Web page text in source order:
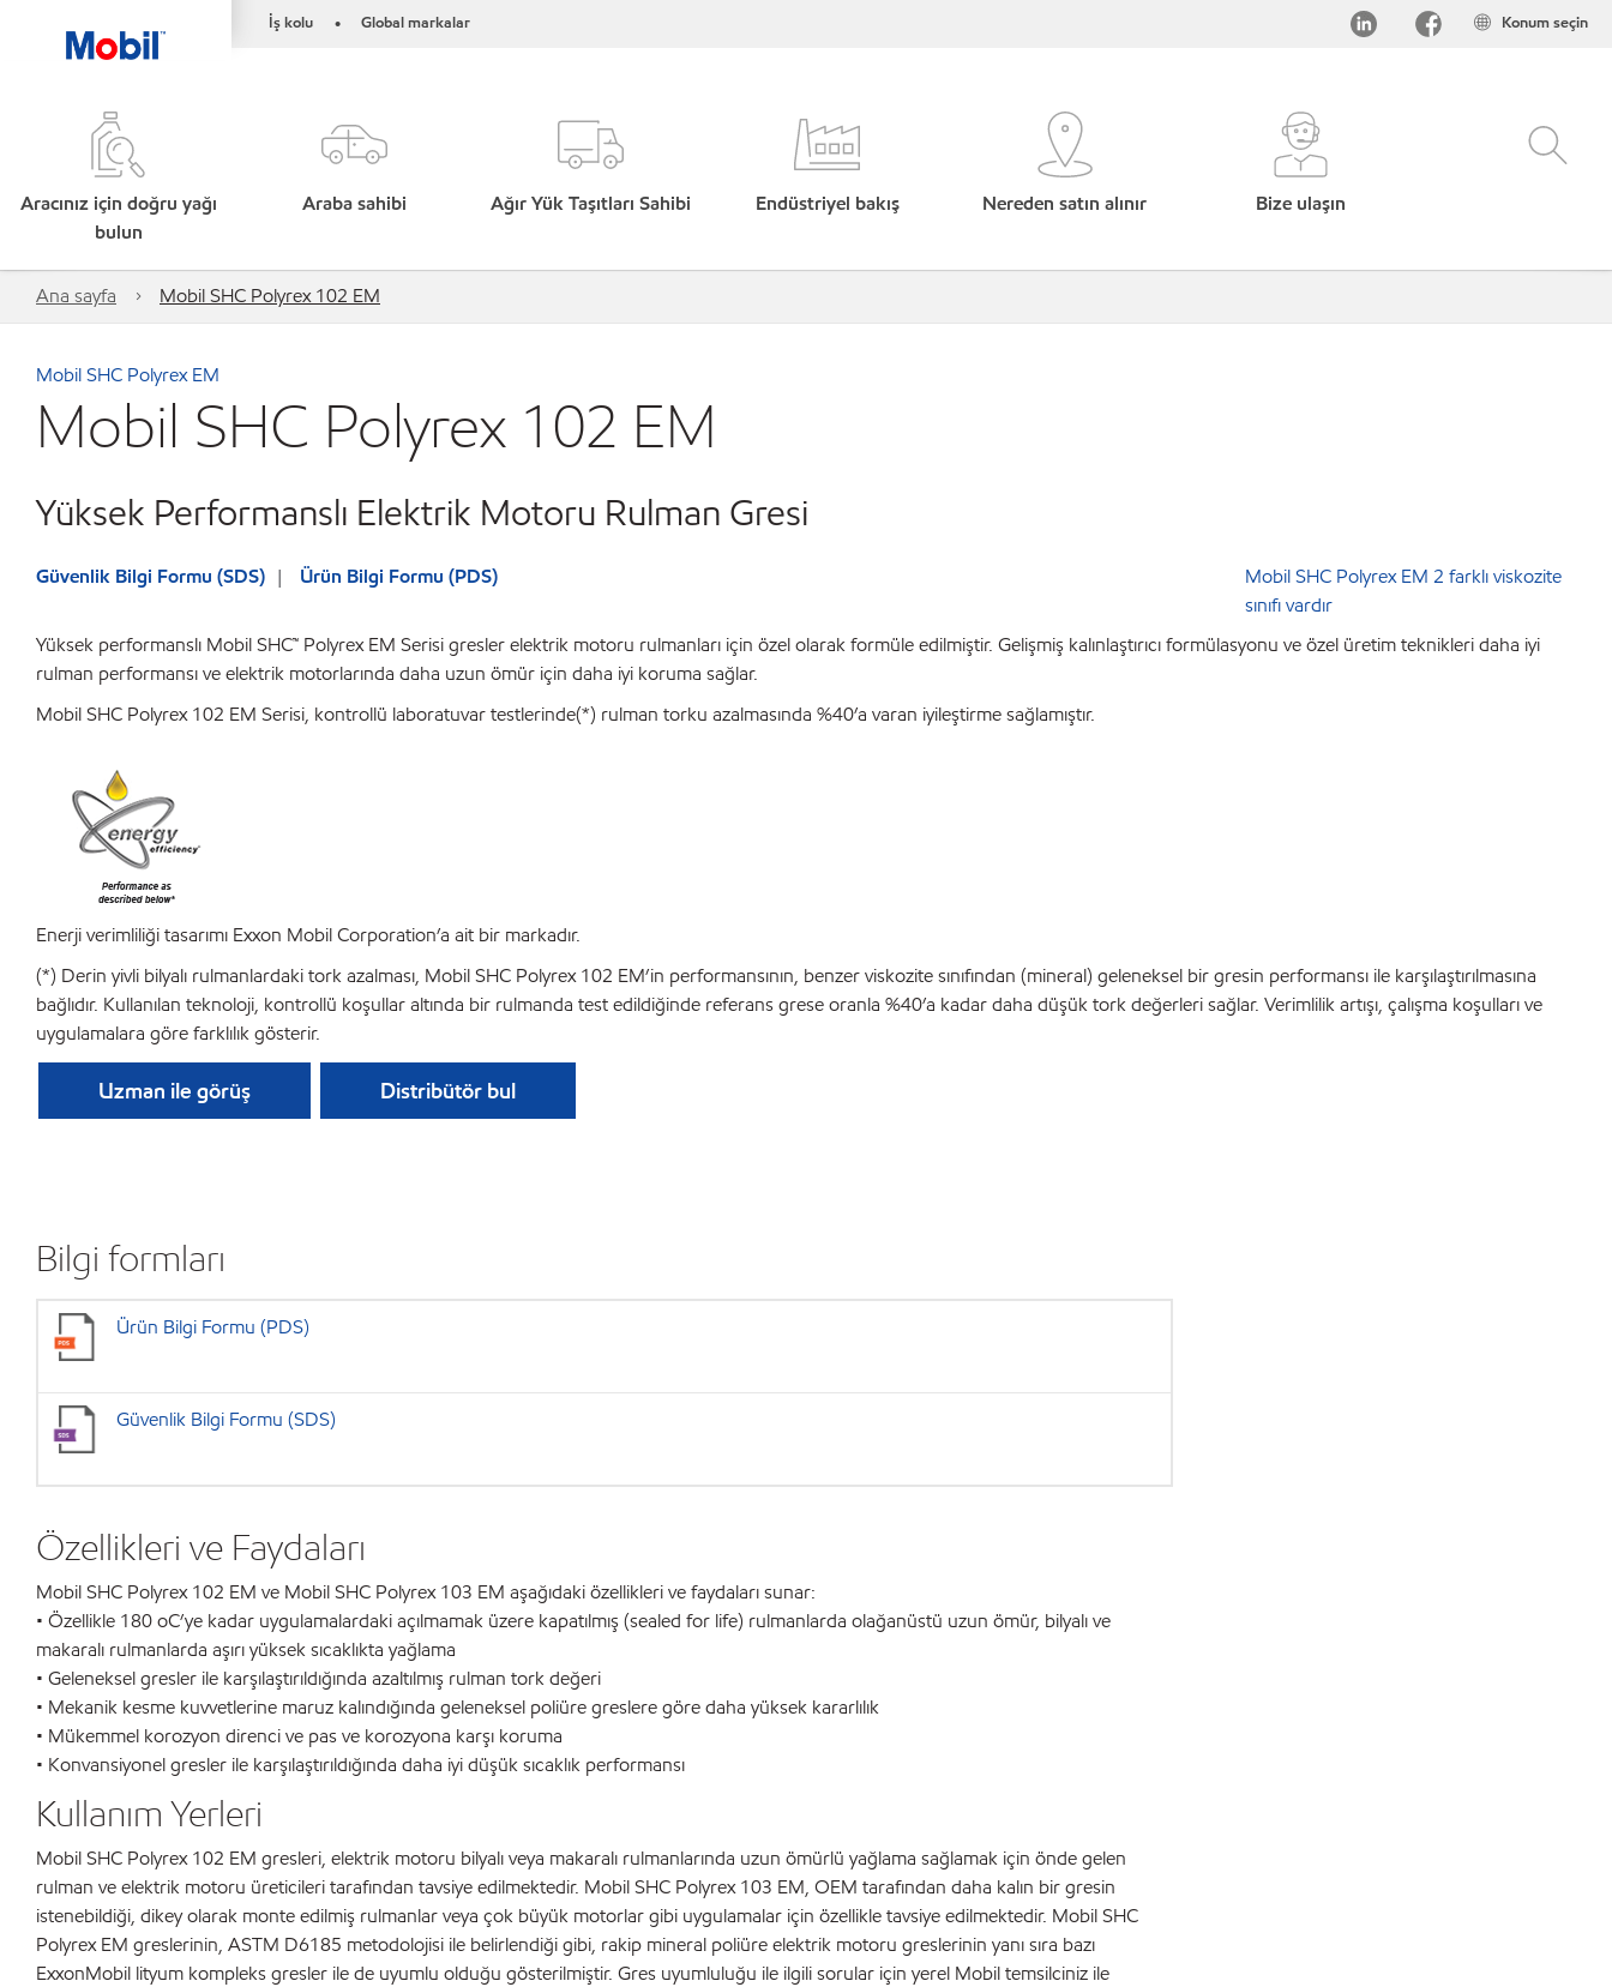
İş kolu • Global markalar Konum seçin
Aracınız için doğru yağı
bulun
Araba sahibi Ağır Yük Taşıtları Sahibi Endüstriyel bakış Nereden satın alınır Bize ulaşın
Ana sayfa Mobil SHC Polyrex 102 EM
Mobil SHC Polyrex EM
Mobil SHC Polyrex 102 EM
Yüksek Performanslı Elektrik Motoru Rulman Gresi
Güvenlik Bilgi Formu (SDS) Ürün Bilgi Formu (PDS)
Mobil SHC Polyrex EM 2 farklı viskozite
sınıfı vardır
Yüksek performanslı Mobil SHC™ Polyrex EM Serisi gresler elektrik motoru rulmanları için özel olarak formüle edilmiştir. Gelişmiş kalınlaştırıcı formülasyonu ve özel üretim teknikleri daha iyi
rulman performansı ve elektrik motorlarında daha uzun ömür için daha iyi koruma sağlar.
Mobil SHC Polyrex 102 EM Serisi, kontrollü laboratuvar testlerinde(*) rulman torku azalmasında %40’a varan iyileştirme sağlamıştır.
Enerji verimliliği tasarımı Exxon Mobil Corporation’a ait bir markadır.
(*) Derin yivli bilyalı rulmanlardaki tork azalması, Mobil SHC Polyrex 102 EM’in performansının, benzer viskozite sınıfından (mineral) geleneksel bir gresin performansı ile karşılaştırılmasına
bağlıdır. Kullanılan teknoloji, kontrollü koşullar altında bir rulmanda test edildiğinde referans grese oranla %40’a kadar daha düşük tork değerleri sağlar. Verimlilik artışı, çalışma koşulları ve
uygulamalara göre farklılık gösterir.
Uzman ile görüş Distribütör bul
Bilgi formları
Ürün Bilgi Formu (PDS)
Güvenlik Bilgi Formu (SDS)
Özellikleri ve Faydaları
Mobil SHC Polyrex 102 EM ve Mobil SHC Polyrex 103 EM aşağıdaki özellikleri ve faydaları sunar:
• Özellikle 180 oC’ye kadar uygulamalardaki açılmamak üzere kapatılmış (sealed for life) rulmanlarda olağanüstü uzun ömür, bilyalı ve
makaralı rulmanlarda aşırı yüksek sıcaklıkta yağlama
• Geleneksel gresler ile karşılaştırıldığında azaltılmış rulman tork değeri
• Mekanik kesme kuvvetlerine maruz kalındığında geleneksel poliüre greslere göre daha yüksek kararlılık
• Mükemmel korozyon direnci ve pas ve korozyona karşı koruma
• Konvansiyonel gresler ile karşılaştırıldığında daha iyi düşük sıcaklık performansı
Kullanım Yerleri
Mobil SHC Polyrex 102 EM gresleri, elektrik motoru bilyalı veya makaralı rulmanlarında uzun ömürlü yağlama sağlamak için önde gelen
rulman ve elektrik motoru üreticileri tarafından tavsiye edilmektedir. Mobil SHC Polyrex 103 EM, OEM tarafından daha kalın bir gresin
istenebildiği, dikey olarak monte edilmiş rulmanlar veya çok büyük motorlar gibi uygulamalar için özellikle tavsiye edilmektedir. Mobil SHC
Polyrex EM greslerinin, ASTM D6185 metodolojisi ile belirlendiği gibi, rakip mineral poliüre elektrik motoru greslerinin yanı sıra bazı
ExxonMobil lityum kompleks gresler ile de uyumlu olduğu gösterilmiştir. Gres uyumluluğu ile ilgili sorular için yerel Mobil temsilciniz ile